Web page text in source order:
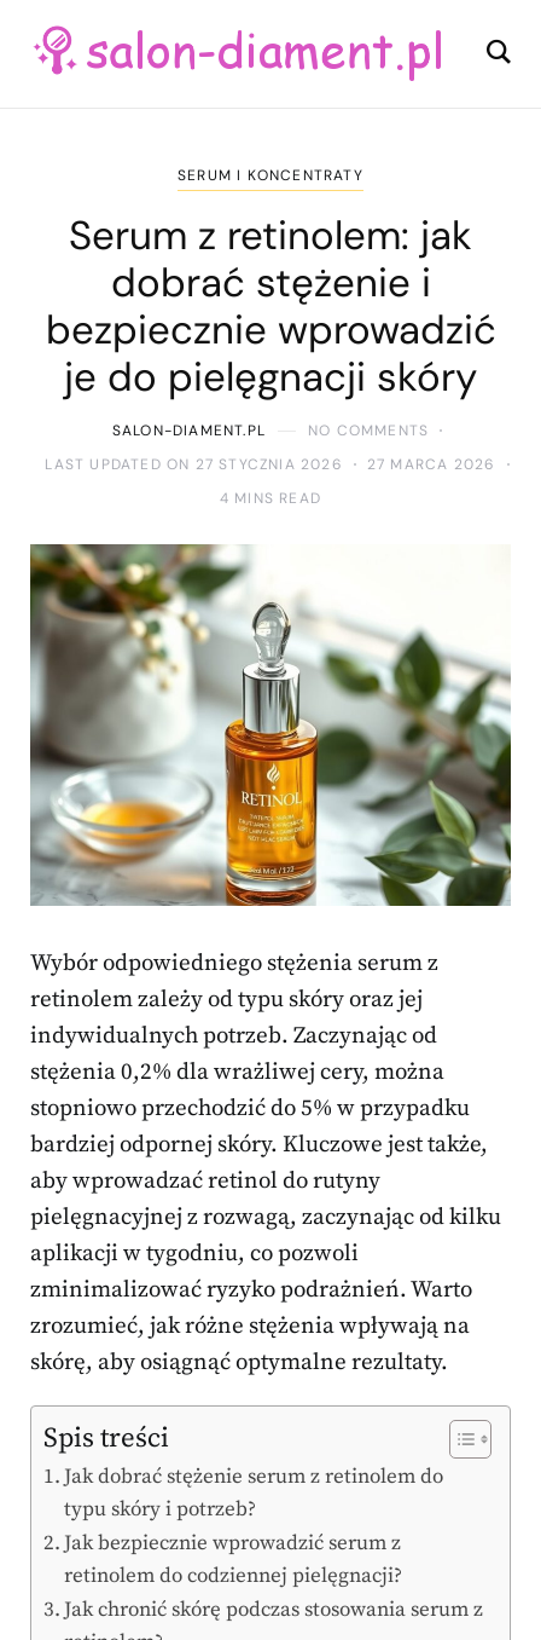
SERUM I KONCENTRATY
Serum z retinolem: jak
dobrać stężenie i
bezpiecznie wprowadzić
je do pielęgnacji skóry
SALON-DIAMENT.PL
NO COMMENTS
LAST UPDATED ON 27 STYCZNIA 2026
27 MARCA 2026
4 MINS READ
Wybór odpowiedniego stężenia serum z
retinolem zależy od typu skóry oraz jej
indywidualnych potrzeb. Zaczynając od
stężenia 0,2% dla wrażliwej cery, można
stopniowo przechodzić do 5% w przypadku
bardziej odpornej skóry. Kluczowe jest także,
aby wprowadzać retinol do rutyny
pielęgnacyjnej z rozwagą, zaczynając od kilku
aplikacji w tygodniu, co pozwoli
zminimalizować ryzyko podrażnień. Warto
zrozumieć, jak różne stężenia wpływają na
skórę, aby osiągnąć optymalne rezultaty.
Spis treści
Jak dobrać stężenie serum z retinolem do
typu skóry i potrzeb?
Jak bezpiecznie wprowadzić serum z
retinolem do codziennej pielęgnacji?
Jak chronić skórę podczas stosowania serum z